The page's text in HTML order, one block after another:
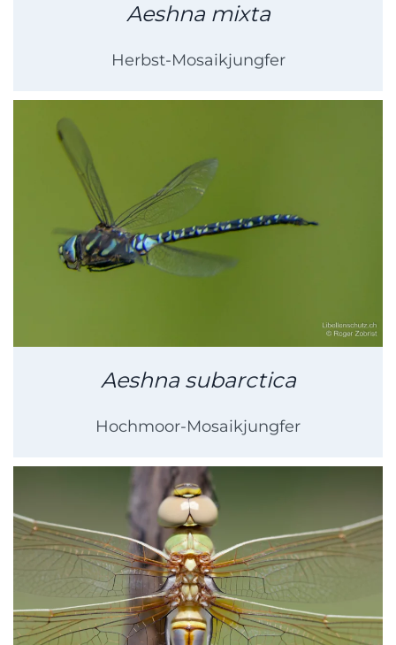
Aeshna mixta
Herbst-Mosaikjungfer
Aeshna subarctica
Hochmoor-Mosaikjungfer